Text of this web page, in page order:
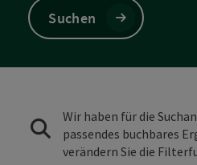
Suchen
Wir haben für die
passendes buchbares
verändern Sie die